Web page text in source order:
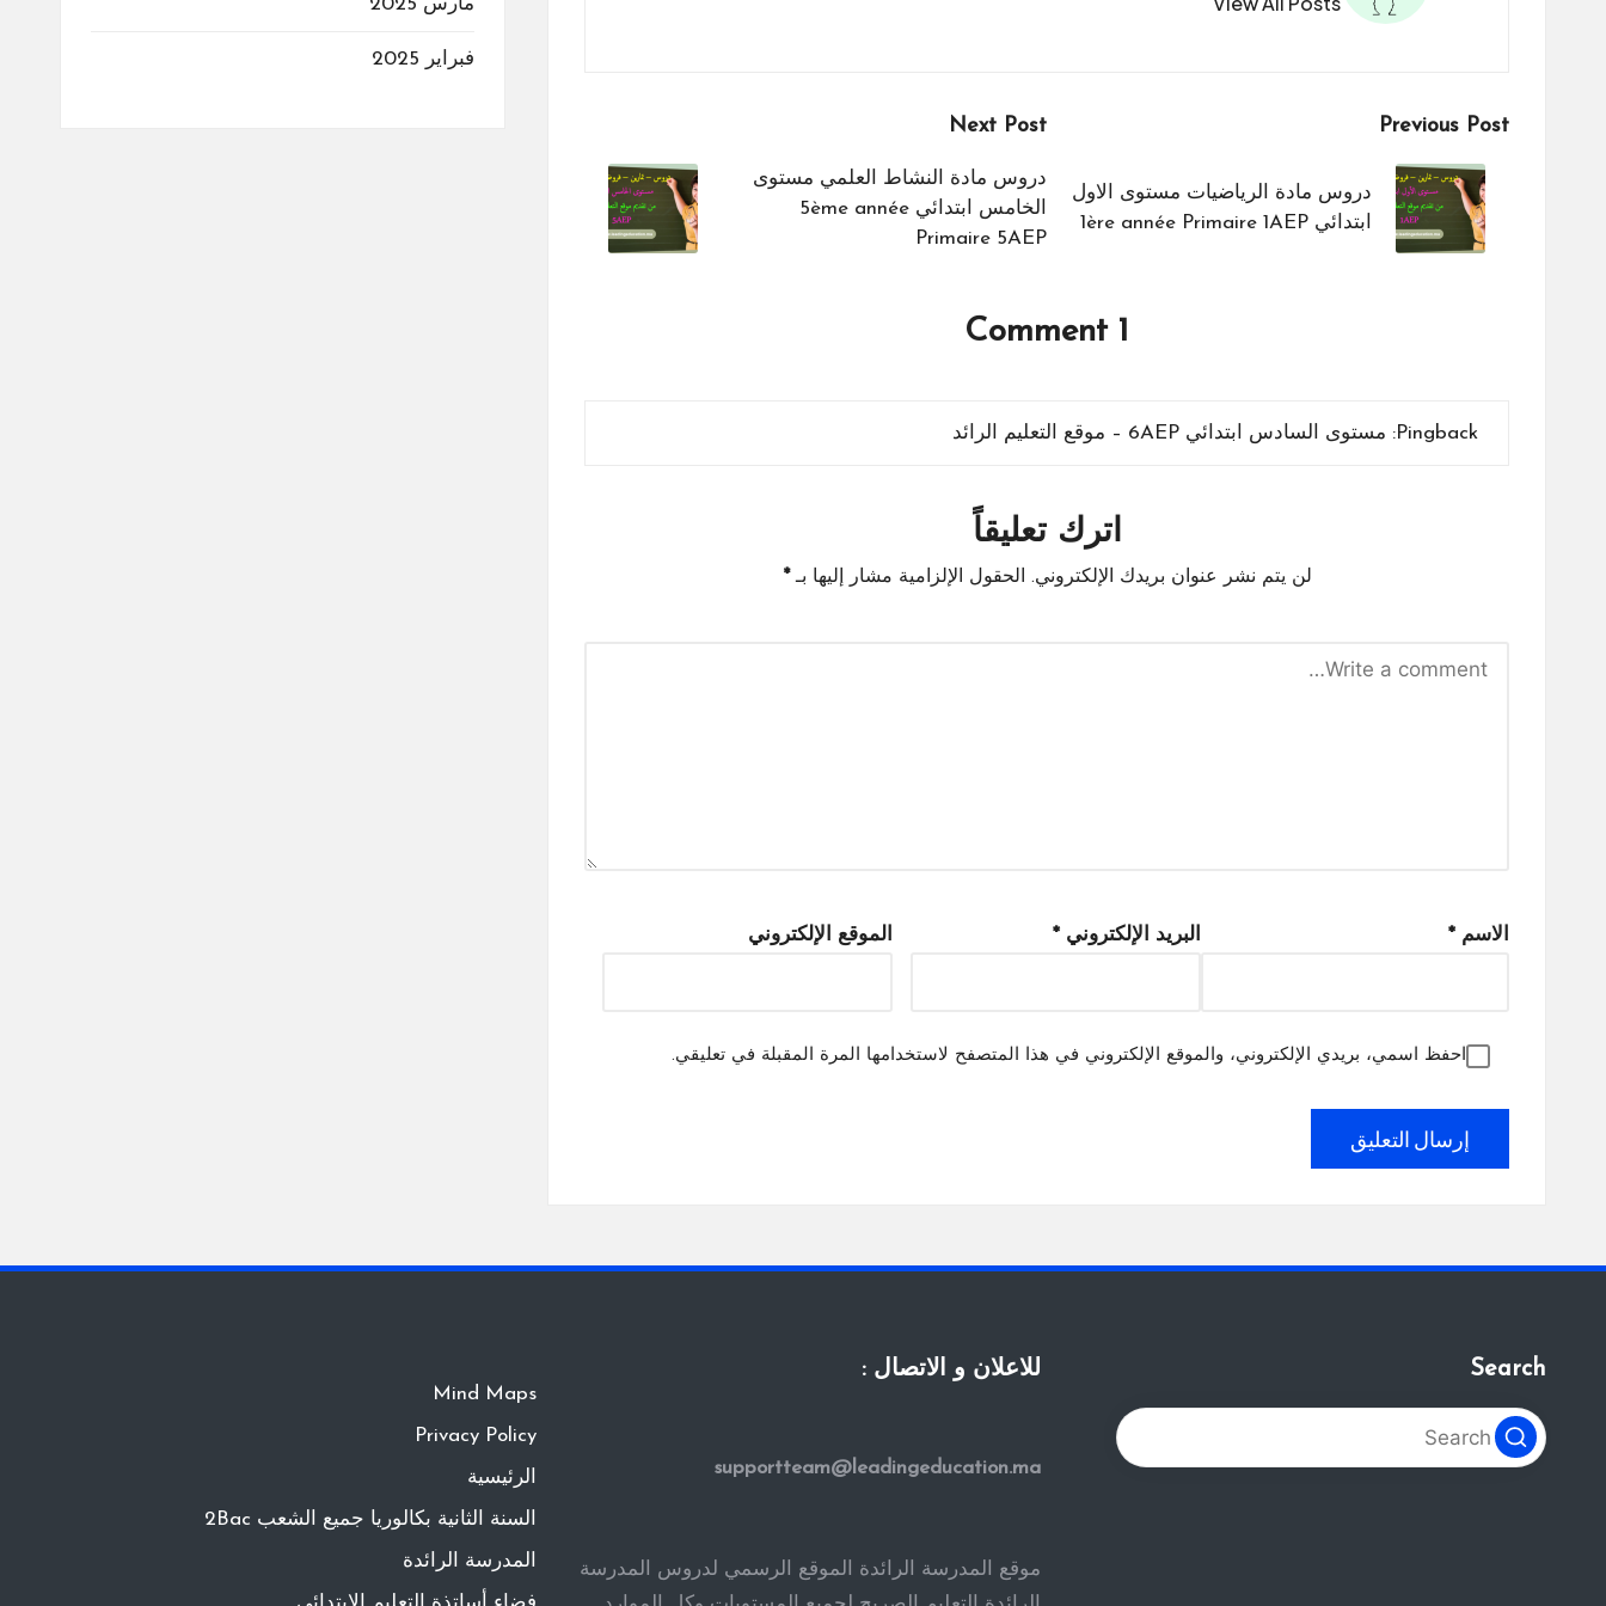
Post
navigation
Previous Post
دروس مادة الرياضيات مستوى الاول
ابتدائي 1ère année Primaire 1AEP
Next Post
دروس مادة النشاط العلمي مستوى
الخامس ابتدائي 5ème année
Primaire 5AEP
1 Comment
Pingback: مستوى السادس ابتدائي 6AEP – موقع التعليم الرائد
اترك تعليقاً
لن يتم نشر عنوان بريدك الإلكتروني. الحقول الإلزامية مشار إليها بـ*
الاسم * البريد الإلكتروني * الموقع الإلكتروني
احفظ اسمي، بريدي الإلكتروني، والموقع الإلكتروني في هذا المتصفح لاستخدامها المرة المقبلة في تعليقي.
مارس 2025
فبراير 2025
Search للاعلان و الاتصال :
supportteam@leadingeducation.ma
موقع المدرسة الرائدة الموقع الرسمي لدروس المدرسة
Mind Maps
Privacy Policy
الرئيسية
السنة الثانية بكالوريا جميع الشعب 2Bac
المدرسة الرائدة